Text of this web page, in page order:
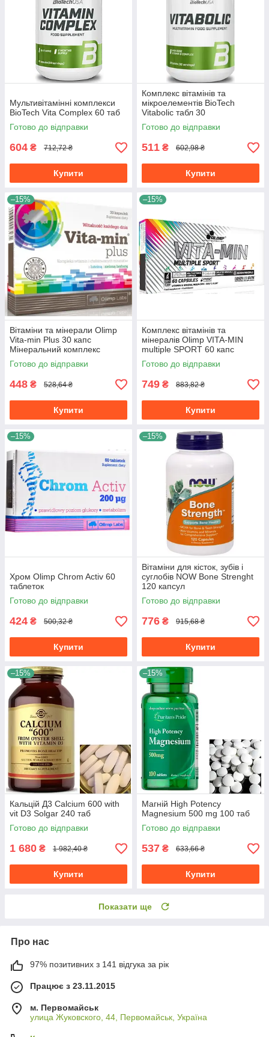
Мультивітамінні комплекси
BioTech Vita Complex 60 таб
Готово до відправки
604 ₴ 712,72 ₴
Купити
Комплекс вітамінів та
мікроелементів BioTech
Vitabolic табл 30
Готово до відправки
511 ₴ 602,98 ₴
Купити
–15%
Вітаміни та мінерали Olimp
Vita-min Plus 30 капс
Мінеральний комплекс
Готово до відправки
448 ₴ 528,64 ₴
Купити
–15%
Комплекс вітамінів та
мінералів Olimp VITA-MIN
multiple SPORT 60 капс
Готово до відправки
749 ₴ 883,82 ₴
Купити
–15%
Хром Olimp Chrom Activ 60
таблеток
Готово до відправки
424 ₴ 500,32 ₴
Купити
–15%
Вітаміни для кісток, зубів і
суглобів NOW Bone Strenght
120 капсул
Готово до відправки
776 ₴ 915,68 ₴
Купити
–15%
Кальцій Д3 Calcium 600 with
vit D3 Solgar 240 таб
Готово до відправки
1 680 ₴ 1 982,40 ₴
Купити
–15%
Магній High Potency
Magnesium 500 mg 100 таб
Готово до відправки
537 ₴ 633,66 ₴
Купити
Показати ще
Про нас
97% позитивних з 141 відгука за рік
Працює з 23.11.2015
м. Первомайськ
улица Жуковского, 44, Первомайськ, Україна